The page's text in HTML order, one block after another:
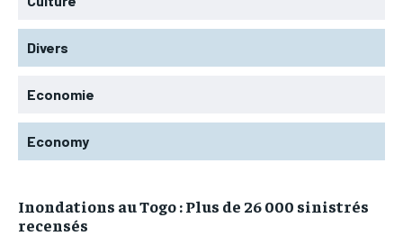
Divers
Economie
Economy
Inondations au Togo : Plus de 26 000 sinistrés
recensés